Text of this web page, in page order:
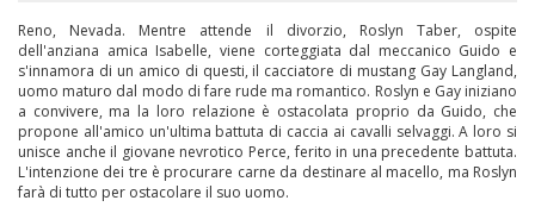
Reno, Nevada. Mentre attende il divorzio, Roslyn Taber, ospite
dell'anziana amica Isabelle, viene corteggiata dal meccanico Guido e
s'innamora di un amico di questi, il cacciatore di mustang Gay Langland,
uomo maturo dal modo di fare rude ma romantico. Roslyn e Gay iniziano
a convivere, ma la loro relazione è ostacolata proprio da Guido, che
propone all'amico un'ultima battuta di caccia ai cavalli selvaggi. A loro si
unisce anche il giovane nevrotico Perce, ferito in una precedente battuta.
L'intenzione dei tre è procurare carne da destinare al macello, ma Roslyn
farà di tutto per ostacolare il suo uomo.